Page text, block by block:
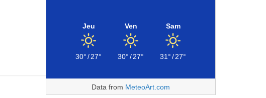
Jeu
30°/27°
Ven
30°/27°
Sam
31°/27°
Data from MeteoArt.com